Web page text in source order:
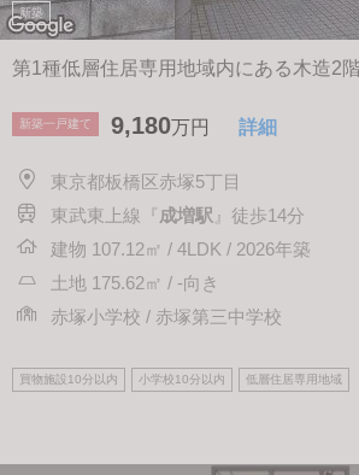
新築
第1種低層住居専用地域内にある木造2
新築一戸建て 9,180万円 詳細
東京都板橋区赤塚5丁目
東武東上線『 成増駅 』徒歩14分
建物 107.12㎡ / 4LDK / 2026年築
土地 175.62㎡ / -向き
赤塚小学校 / 赤塚第三中学校
買物施設10分以内 小学校10分以内 低層住居専用地域